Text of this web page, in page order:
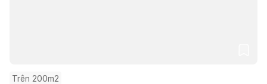
Trên 200m2